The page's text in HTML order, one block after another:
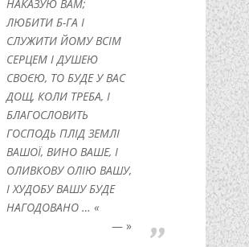
НАКАЗУЮ ВАМ;
ЛЮБИТИ Б-ГА І
СЛУЖИТИ ЙОМУ ВСІМ
СЕРЦЕМ І ДУШЕЮ
СВОЄЮ, ТО БУДЕ У ВАС
ДОЩ, КОЛИ ТРЕБА, І
БЛАГОСЛОВИТЬ
ГОСПОДЬ ПЛІД ЗЕМЛІ
ВАШОЇ, ВИНО ВАШЕ, І
ОЛИВКОВУ ОЛІЮ ВАШУ,
І ХУДОБУ ВАШУ БУДЕ
НАГОДОВАНО … «
»